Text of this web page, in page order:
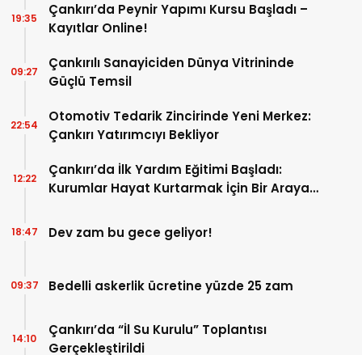
Çankırı’da Peynir Yapımı Kursu Başladı –
Kayıtlar Online!
19:35
Çankırılı Sanayiciden Dünya Vitrininde
Güçlü Temsil
09:27
Otomotiv Tedarik Zincirinde Yeni Merkez:
Çankırı Yatırımcıyı Bekliyor
22:54
Çankırı’da İlk Yardım Eğitimi Başladı:
Kurumlar Hayat Kurtarmak İçin Bir Araya
12:22
Dev zam bu gece geliyor!
18:47
Bedelli askerlik ücretine yüzde 25 zam
09:37
Çankırı’da “İl Su Kurulu” Toplantısı
Gerçekleştirildi
14:10